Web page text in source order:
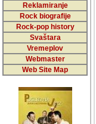
Reklamiranje
Rock biografije
Rock-pop history
Svaštara
Vremeplov
Webmaster
Web Site Map